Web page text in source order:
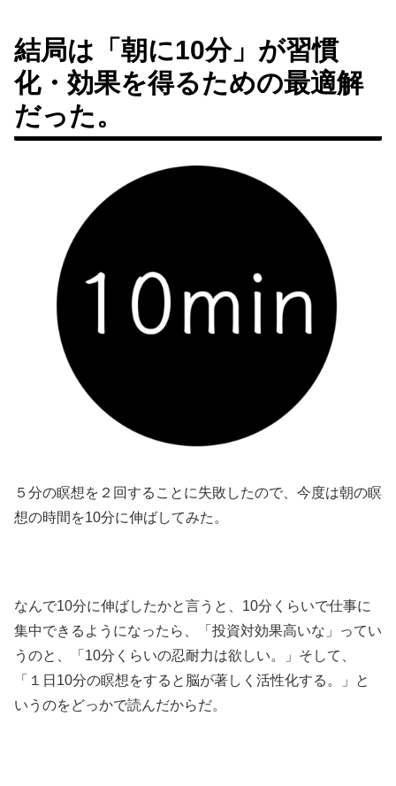
結局は「朝に10分」が習慣
化・効果を得るための最適解
だった。
５分の瞑想を２回することに失敗したので、今度は朝の瞑
想の時間を10分に伸ばしてみた。
なんで10分に伸ばしたかと言うと、10分くらいで仕事に
集中できるようになったら、「投資対効果高いな」ってい
うのと、「10分くらいの忍耐力は欲しい。」そして、
「１日10分の瞑想をすると脳が著しく活性化する。」と
いうのをどっかで読んだからだ。